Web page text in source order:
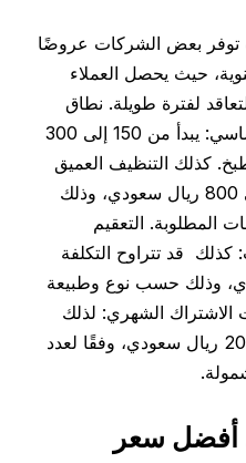
بعض الشركات عروضًا
حيث يحصل العملاء
لفترة طويلة. نطاق
الأسعار التقريبي التنظيف الأساسي: يبدأ من 150 إلى 300
التنظيف العميق
والشامل: يتراوح بين 400 إلى 800 ريال سعودي، وذلك
التعقيم
قد تتراوح التكلفة
سعودي، وذلك حسب نوع وطبيعة
الشهري: لذلك
أن تبدأ من 500 إلى 2000 ريال سعودي، وفقًا لعدد
سعر